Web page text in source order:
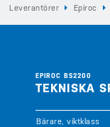
Leverantörer Epiroc
EPIROC BS2200
TEKNISKA
Bärare, viktklass